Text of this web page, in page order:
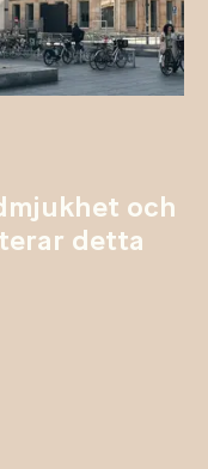
och
detta